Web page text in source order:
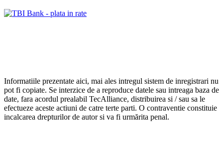
Informatiile prezentate aici, mai ales intregul sistem de inregistrari nu
pot fi copiate. Se interzice de a reproduce datele sau intreaga baza de
date, fara acordul prealabil TecAlliance, distribuirea si / sau sa le
efectueze aceste actiuni de catre terte parti. O contraventie constituie
incalcarea drepturilor de autor si va fi urmărita penal.